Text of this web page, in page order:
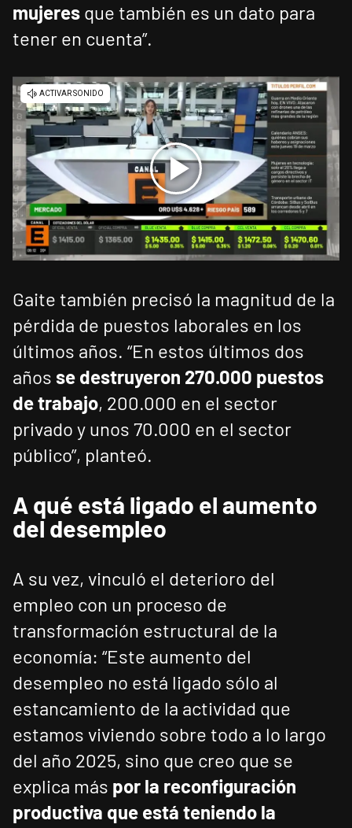
mujeres que también es un dato para
tener en cuenta”.
Gaite también precisó la magnitud de la
pérdida de puestos laborales en los
últimos años. “En estos últimos dos
años se destruyeron 270.000 puestos
de trabajo, 200.000 en el sector
privado y unos 70.000 en el sector
público”, planteó.
A qué está ligado el aumento
del desempleo
A su vez, vinculó el deterioro del
empleo con un proceso de
transformación estructural de la
economía: “Este aumento del
desempleo no está ligado sólo al
estancamiento de la actividad que
estamos viviendo sobre todo a lo largo
del año 2025, sino que creo que se
explica más por la reconfiguración
productiva que está teniendo la